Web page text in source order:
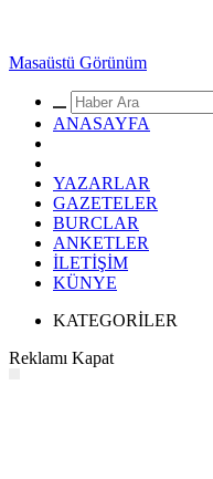
Masaüstü Görünüm
ANASAYFA
YAZARLAR
GAZETELER
BURCLAR
ANKETLER
İLETİŞİM
KÜNYE
KATEGORİLER
Reklamı Kapat